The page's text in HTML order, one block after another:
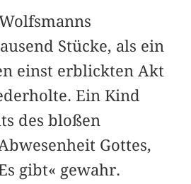
Stücke, als ein
einst erblickten Akt
Ein Kind
des bloßen
Gottes,
gibt« gewahr.